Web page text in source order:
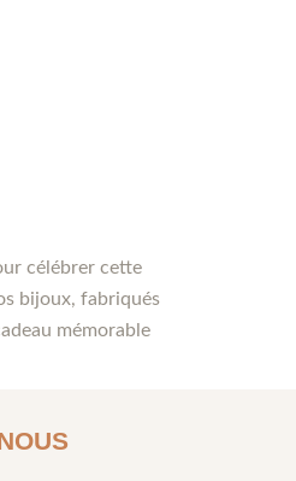
célébrer cette
bijoux, fabriqués
mémorable